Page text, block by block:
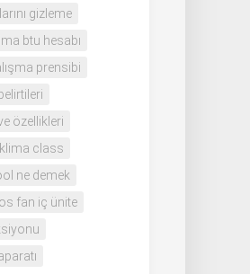
gizleme
btu hesabı
prensibi
özellikleri
klima class
ne demek
fan iç ünite